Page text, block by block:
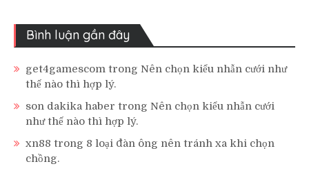
Bình luận gần đây
get4gamescom trong Nên chọn kiểu nhẫn cưới như
thế nào thì hợp lý.
son dakika haber trong Nên chọn kiểu nhẫn cưới
như thế nào thì hợp lý.
xn88 trong 8 loại đàn ông nên tránh xa khi chọn
chồng.